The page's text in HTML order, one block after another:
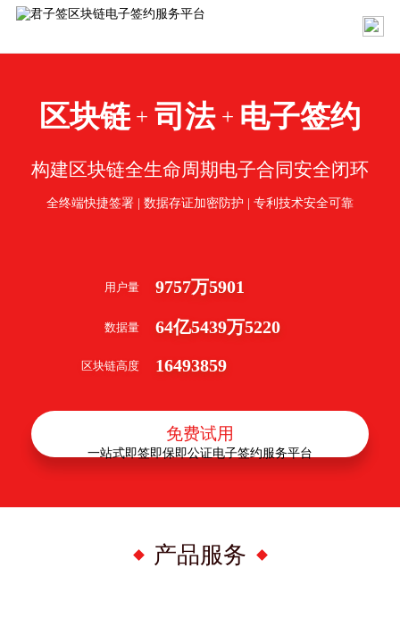
区块链 + 司法 + 电子签约
构建区块链全生命周期电子合同安全闭环
全终端快捷签署 | 数据存证加密防护 | 专利技术安全可靠
用户量 9757万5901
数据量 64亿5439万5220
区块链高度 16493859
免费试用
产品服务
一站式即签即保即公证电子签约服务平台